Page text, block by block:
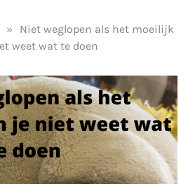
»
Niet weglopen als het moeilijk
weet wat te doen